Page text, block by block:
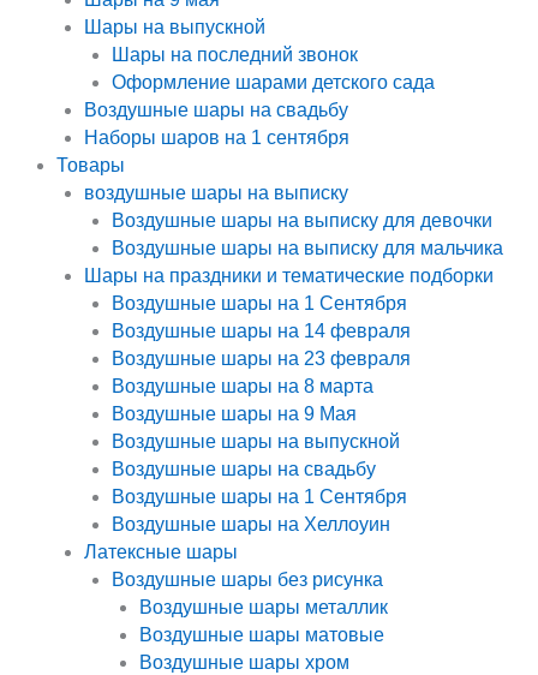
Шары на выпускной
Шары на последний звонок
Оформление шарами детского сада
Воздушные шары на свадьбу
Наборы шаров на 1 сентября
Товары
воздушные шары на выписку
Воздушные шары на выписку для девочки
Воздушные шары на выписку для мальчика
Шары на праздники и тематические подборки
Воздушные шары на 1 Сентября
Воздушные шары на 14 февраля
Воздушные шары на 23 февраля
Воздушные шары на 8 марта
Воздушные шары на 9 Мая
Воздушные шары на выпускной
Воздушные шары на свадьбу
Воздушные шары на 1 Сентября
Воздушные шары на Хеллоуин
Латексные шары
Воздушные шары без рисунка
Воздушные шары металлик
Воздушные шары матовые
Воздушные шары хром